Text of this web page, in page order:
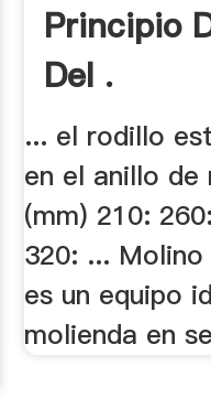
Principio
Del .
... el rodillo
en el anillo de
(mm) 210:
320: ...
es un equipo
molienda en